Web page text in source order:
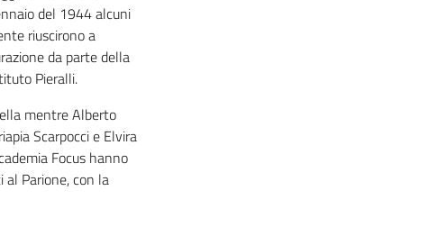
del 1944 alcuni
riuscirono a
da parte della
Pieralli.
mentre Alberto
Scarpocci e Elvira
Focus hanno
Parione, con la